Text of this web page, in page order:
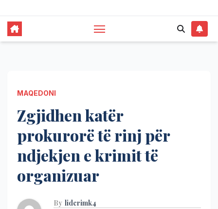
MAQEDONI
Zgjidhen katër
prokurorë të rinj për
ndjekjen e krimit të
organizuar
By liderimk4